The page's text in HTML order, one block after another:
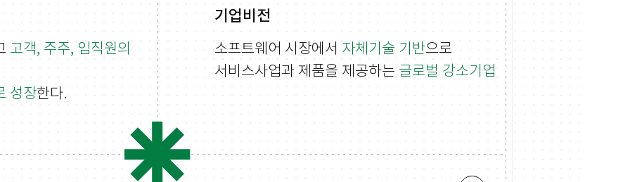
고객, 주주, 임직원의
성장한다.
기업비전
소프트웨어 시장에서 자체기술 기반으로
서비스사업과 제품을 제공하는 글로벌 강소기업